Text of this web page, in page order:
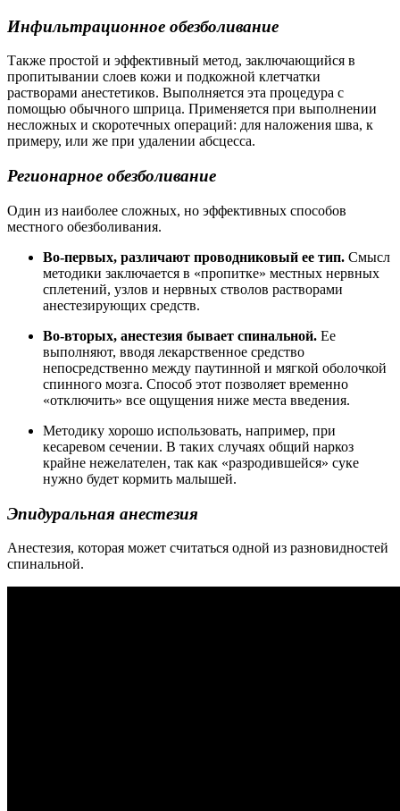
Инфильтрационное обезболивание
Также простой и эффективный метод, заключающийся в
пропитывании слоев кожи и подкожной клетчатки
растворами анестетиков. Выполняется эта процедура с
помощью обычного шприца. Применяется при выполнении
несложных и скоротечных операций: для наложения шва, к
примеру, или же при удалении абсцесса.
Регионарное обезболивание
Один из наиболее сложных, но эффективных способов
местного обезболивания.
Во-первых, различают проводниковый ее тип. Смысл
методики заключается в «пропитке» местных нервных
сплетений, узлов и нервных стволов растворами
анестезирующих средств.
Во-вторых, анестезия бывает спинальной. Ее
выполняют, вводя лекарственное средство
непосредственно между паутинной и мягкой оболочкой
спинного мозга. Способ этот позволяет временно
«отключить» все ощущения ниже места введения.
Методику хорошо использовать, например, при
кесаревом сечении. В таких случаях общий наркоз
крайне нежелателен, так как «разродившейся» суке
нужно будет кормить малышей.
Эпидуральная анестезия
Анестезия, которая может считаться одной из разновидностей
спинальной.